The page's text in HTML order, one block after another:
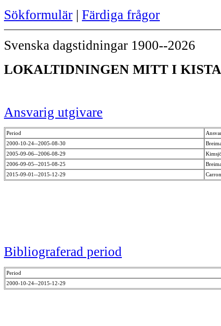
Sökformulär | Färdiga frågor
Svenska dagstidningar 1900--2026
LOKALTIDNINGEN MITT I KISTA
Ansvarig utgivare
Period
2000-10-24--2005-08-30
2005-09-06--2006-08-29
2006-09-05--2015-08-25
2015-09-01--2015-12-29
Bibliograferad period
Period
2000-10-24--2015-12-29